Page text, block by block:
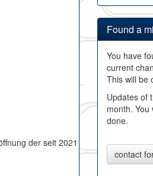
der seit 2021
Found a
You have
current
This will be
Updates of
month.
done.
contact